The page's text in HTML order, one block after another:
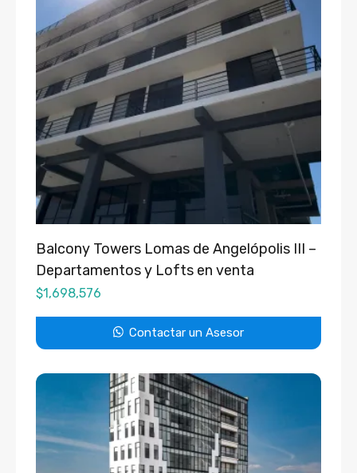
Balcony Towers Lomas de Angelópolis III –
Departamentos y Lofts en venta
$1,698,576
Contactar un Asesor